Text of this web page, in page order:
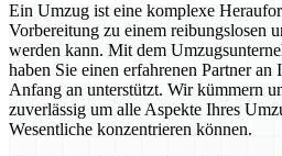
Ein Umzug ist eine komplexe
Vorbereitung zu einem reibungslosen
werden kann. Mit dem
haben Sie einen erfahrenen Partner an
Anfang an unterstützt. Wir kümmern
zuverlässig um alle Aspekte Ihres
Wesentliche konzentrieren können.